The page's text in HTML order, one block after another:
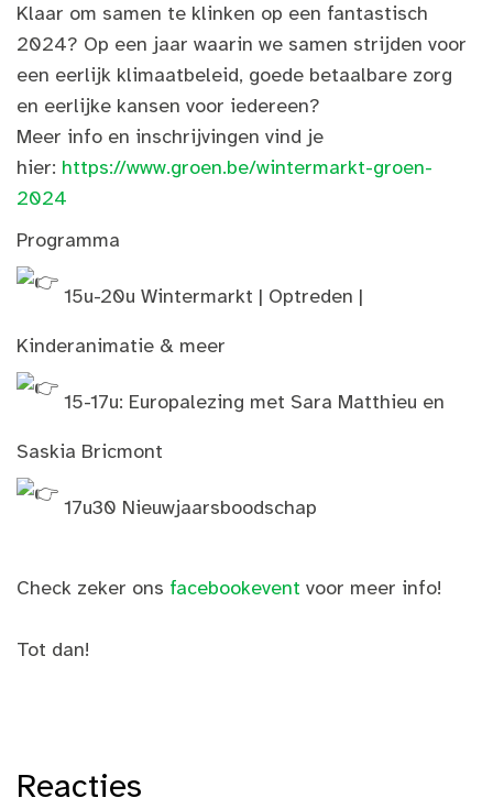
Klaar om samen te klinken op een fantastisch
2024? Op een jaar waarin we samen strijden voor
een eerlijk klimaatbeleid, goede betaalbare zorg
en eerlijke kansen voor iedereen?
Meer info en inschrijvingen vind je
hier: https://www.groen.be/wintermarkt-groen-
2024
Programma
15u-20u Wintermarkt | Optreden |
Kinderanimatie & meer
15-17u: Europalezing met Sara Matthieu en
Saskia Bricmont
17u30 Nieuwjaarsboodschap
Check zeker ons facebookevent voor meer info!
Tot dan!
Reacties